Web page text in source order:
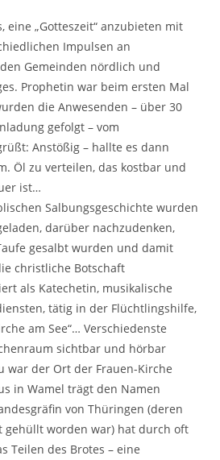
eine „Gotteszeit“ anzubieten mit
Impulsen an
Gemeinden nördlich und
Prophetin war beim ersten Mal
die Anwesenden – über 30
gefolgt – vom
Anstößig – hallte es dann
Öl zu verteilen, das kostbar und
ist…
Salbungsgeschichte wurden
darüber nachzudenken,
gesalbt wurden und damit
christliche Botschaft
als Katechetin, musikalische
tätig in der Flüchtlingshilfe,
am See“… Verschiedenste
sichtbar und hörbar
war der Ort der Frauen-Kirche
in Wamel trägt den Namen
von Thüringen (deren
gehüllt worden war) hat durch oft
Teilen des Brotes – eine